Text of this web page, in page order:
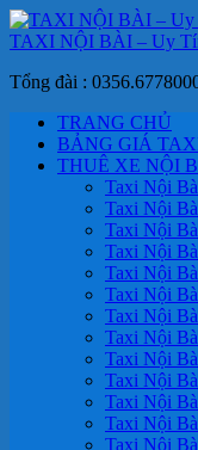
TAXI NỘI BÀI – Uy
Tổng đài :
TRANG CHỦ
BẢNG GIÁ
THUÊ XE NỘI
Taxi Nội
Taxi Nội
Taxi Nội
Taxi Nội
Taxi Nội
Taxi Nội
Taxi Nội
Taxi Nội
Taxi Nội
Taxi Nội
Taxi Nội
Taxi Nội
Taxi Nội